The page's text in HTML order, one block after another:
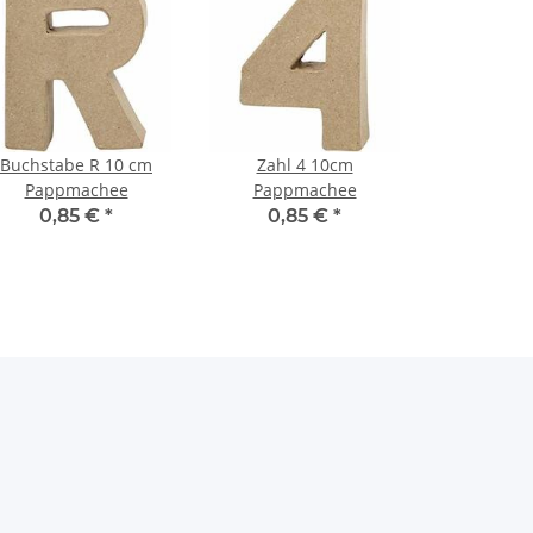
Buchstabe R 10 cm
Pappmachee
0,85 € *
Zahl 4 10cm
Pappmachee
0,85 € *